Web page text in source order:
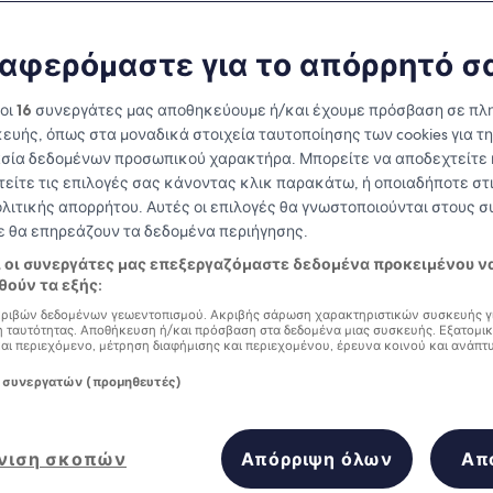
you need to know before you
για το απόρρητό
16 συνεργάτες μας αποθηκεύουμε ή/και έχουμε πρόσβαση σε
όπως στα μοναδικά στοιχεία ταυτοποίησης των cookies για
δεδομένων προσωπικού χαρακτήρα. Μπορείτε να αποδεχτείτε
τις επιλογές σας κάνοντας κλικ παρακάτω, ή οποιαδήποτε
απορρήτου. Αυτές οι επιλογές θα γνωστοποιούνται στους
θα επηρεάζουν τα δεδομένα περιήγησης.
οι συνεργάτες μας επεξεργαζόμαστε δεδομένα προκειμένου
τα εξής:
δεδομένων γεωεντοπισμού. Ακριβής σάρωση χαρακτηριστικών συσκευής
ταυτότητας. Αποθήκευση ή/και πρόσβαση στα δεδομένα μιας συσκευής.
περιεχόμενο, μέτρηση διαφήμισης και περιεχομένου, έρευνα κοινού και
(προμηθευτές)
σκοπών Απόρριψη όλων